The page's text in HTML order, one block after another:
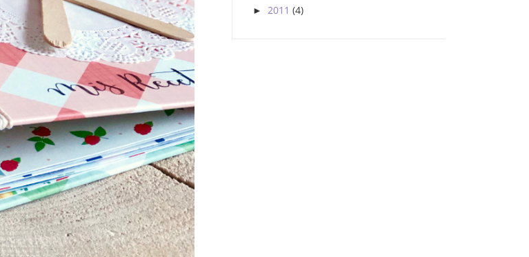
► 2011 (4)